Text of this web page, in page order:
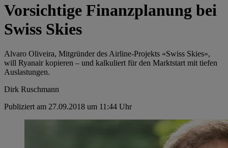
Vorsichtige Finanzplanung bei
Swiss Skies
Alvaro Oliveira, Mitgründer des Airline-Projekts «Swiss Skies»,
will Ryanair kopieren – und kalkuliert für den Marktstart mit tiefen
Auslastungen.
Dirk Ruschmann
Publiziert am 27.09.2018 um 11:44 Uhr